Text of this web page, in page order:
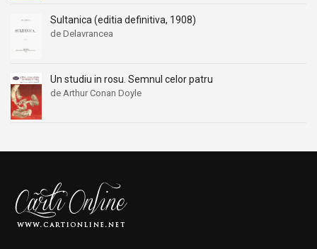
Sultanica (editia definitiva, 1908)
de Delavrancea
Un studiu in rosu. Semnul celor patru
de Arthur Conan Doyle